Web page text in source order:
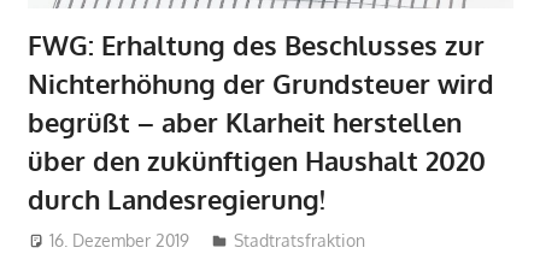
FWG: Erhaltung des Beschlusses zur
Nichterhöhung der Grundsteuer wird
begrüßt – aber Klarheit herstellen
über den zukünftigen Haushalt 2020
durch Landesregierung!
16. Dezember 2019 admin
Stadtratsfraktion